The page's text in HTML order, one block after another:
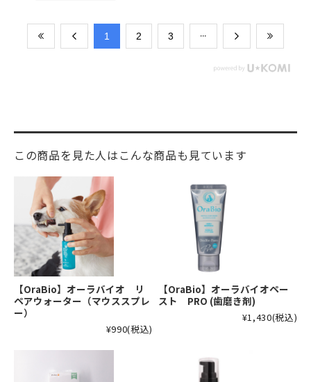
​1 ​2 ​3
この商品を見た人はこんな商品も見ています
【OraBio】オーラバイオ リ
ペアウォーター（マウススプレ
ー）
¥990(税込)
【OraBio】オーラバイオペー
スト PRO (歯磨き剤)
¥1,430(税込)